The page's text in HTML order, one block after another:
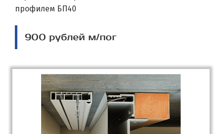
профилем БП40
900 рублей м/пог